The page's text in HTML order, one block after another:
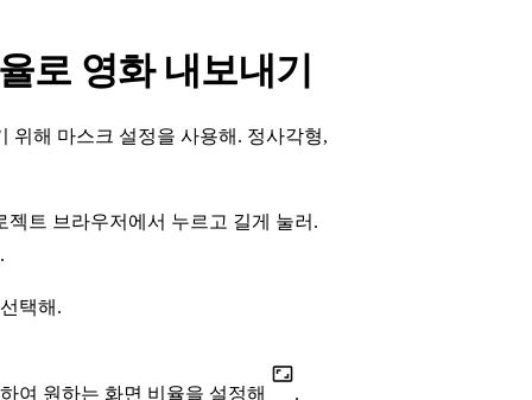
로 영화 내보내기
위해 마스크 설정을 사용해. 정사각형,
트 브라우저에서 누르고 길게 눌러.
택해.
여 원하는 화면 비율을 설정해 .